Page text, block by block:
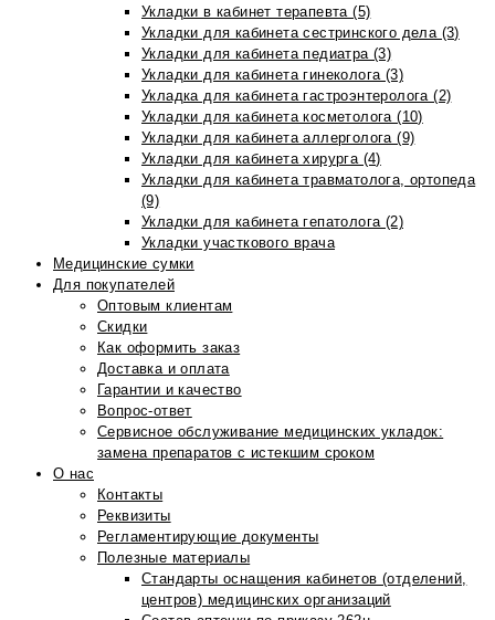
Укладки в кабинет терапевта (5)
Укладки для кабинета сестринского дела (3)
Укладки для кабинета педиатра (3)
Укладки для кабинета гинеколога (3)
Укладка для кабинета гастроэнтеролога (2)
Укладки для кабинета косметолога (10)
Укладки для кабинета аллерголога (9)
Укладки для кабинета хирурга (4)
Укладки для кабинета травматолога, ортопеда
(9)
Укладки для кабинета гепатолога (2)
Укладки участкового врача
Медицинские сумки
Для покупателей
Оптовым клиентам
Скидки
Как оформить заказ
Доставка и оплата
Гарантии и качество
Вопрос-ответ
Сервисное обслуживание медицинских укладок:
замена препаратов с истекшим сроком
О нас
Контакты
Реквизиты
Регламентирующие документы
Полезные материалы
Стандарты оснащения кабинетов (отделений,
центров) медицинских организаций